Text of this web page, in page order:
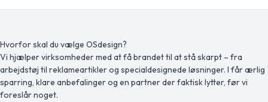
Hvorfor skal du vælge OSdesign?
Vi hjælper virksomheder med at få brandet til at stå skarpt – fra
arbejdstøj til reklameartikler og specialdesignede løsninger. I får ærlig
sparring, klare anbefalinger og en partner der faktisk lytter, før vi
foreslår noget.